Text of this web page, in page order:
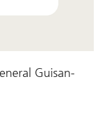
Guisan-